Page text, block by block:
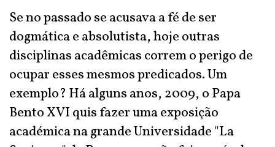
Se no passado se acusava a fé de ser
dogmática e absolutista, hoje outras
disciplinas acadêmicas correm o perigo de
ocupar esses mesmos predicados. Um
exemplo? Há alguns anos, 2009, o Papa
Bento XVI quis fazer uma exposição
académica na grande Universidade "La